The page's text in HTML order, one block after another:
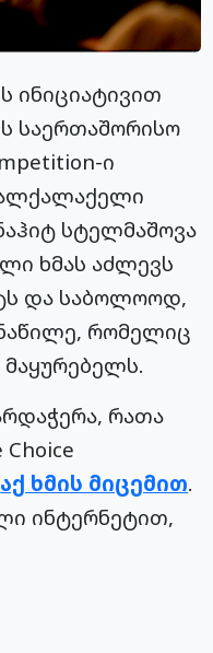
ინიციატივით
საერთაშორისო
ი
სტელმაშოვა
ხმას აძლევს
და საბოლოოდ,
რომელიც
რათა
Choice
აქ ხმის მიცემით.
ინტერნეტით,